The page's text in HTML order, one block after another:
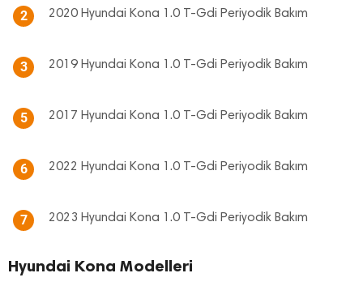
2 2020 Hyundai Kona 1.0 T-Gdi Periyodik Bakım
3 2019 Hyundai Kona 1.0 T-Gdi Periyodik Bakım
5 2017 Hyundai Kona 1.0 T-Gdi Periyodik Bakım
6 2022 Hyundai Kona 1.0 T-Gdi Periyodik Bakım
7 2023 Hyundai Kona 1.0 T-Gdi Periyodik Bakım
Hyundai Kona Modelleri